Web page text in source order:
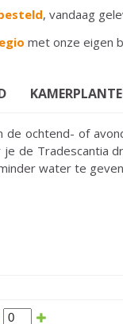
, vandaag
met onze eigen
ochtend- of
je de Tradescantia
water te